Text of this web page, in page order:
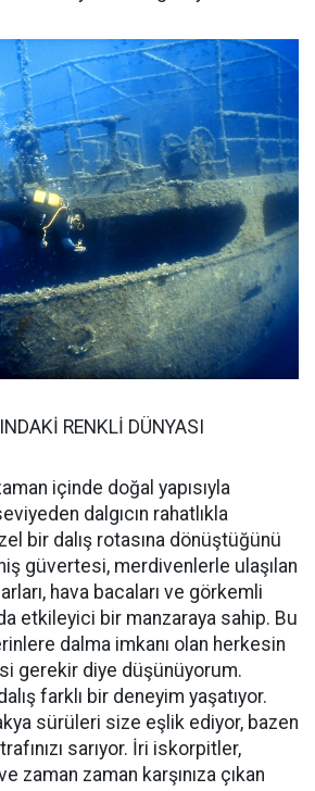
RENKLİ DÜNYASI
içinde doğal yapısıyla
dalgıcın rahatlıkla
bir dalış rotasına dönüştüğünü
güvertesi, merdivenlerle ulaşılan
hava bacaları ve görkemli
etkileyici bir manzaraya sahip. Bu
dalma imkanı olan herkesin
gerekir diye düşünüyorum.
farklı bir deneyim yaşatıyor.
sürüleri size eşlik ediyor, bazen
sarıyor. İri iskorpitler,
zaman zaman karşınıza çıkan